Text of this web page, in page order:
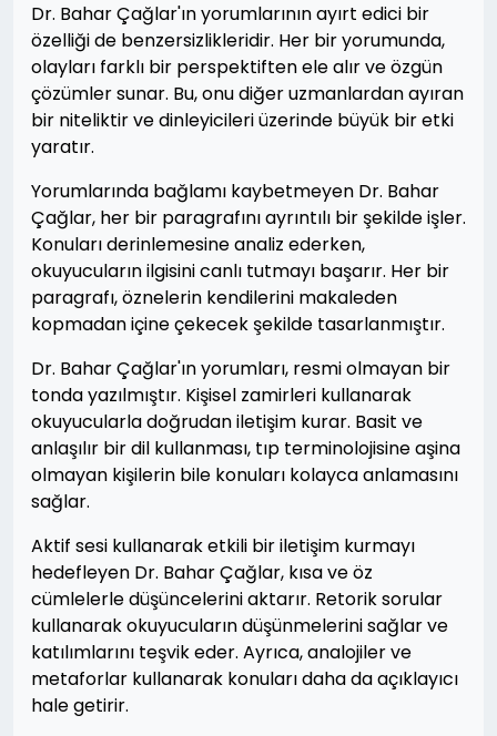
Dr. Bahar Çağlar'ın yorumlarının ayırt edici bir
özelliği de benzersizlikleridir. Her bir yorumunda,
olayları farklı bir perspektiften ele alır ve özgün
çözümler sunar. Bu, onu diğer uzmanlardan ayıran
bir niteliktir ve dinleyicileri üzerinde büyük bir etki
yaratır.
Yorumlarında bağlamı kaybetmeyen Dr. Bahar
Çağlar, her bir paragrafını ayrıntılı bir şekilde işler.
Konuları derinlemesine analiz ederken,
okuyucuların ilgisini canlı tutmayı başarır. Her bir
paragrafı, öznelerin kendilerini makaleden
kopmadan içine çekecek şekilde tasarlanmıştır.
Dr. Bahar Çağlar'ın yorumları, resmi olmayan bir
tonda yazılmıştır. Kişisel zamirleri kullanarak
okuyucularla doğrudan iletişim kurar. Basit ve
anlaşılır bir dil kullanması, tıp terminolojisine aşina
olmayan kişilerin bile konuları kolayca anlamasını
sağlar.
Aktif sesi kullanarak etkili bir iletişim kurmayı
hedefleyen Dr. Bahar Çağlar, kısa ve öz
cümlelerle düşüncelerini aktarır. Retorik sorular
kullanarak okuyucuların düşünmelerini sağlar ve
katılımlarını teşvik eder. Ayrıca, analojiler ve
metaforlar kullanarak konuları daha da açıklayıcı
hale getirir.